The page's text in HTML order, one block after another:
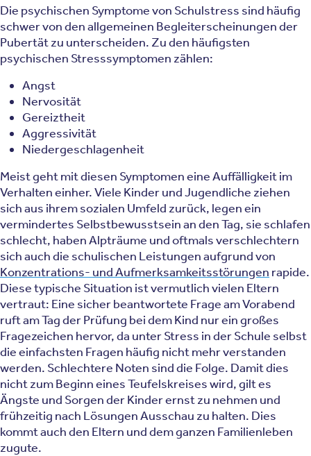
Die psychischen Symptome von Schulstress sind häufig
schwer von den allgemeinen Begleiterscheinungen der
Pubertät zu unterscheiden. Zu den häufigsten
psychischen Stresssymptomen zählen:
Angst
Nervosität
Gereiztheit
Aggressivität
Niedergeschlagenheit
Meist geht mit diesen Symptomen eine Auffälligkeit im
Verhalten einher. Viele Kinder und Jugendliche ziehen
sich aus ihrem sozialen Umfeld zurück, legen ein
vermindertes Selbstbewusstsein an den Tag, sie schlafen
schlecht, haben Alpträume und oftmals verschlechtern
sich auch die schulischen Leistungen aufgrund von
Konzentrations- und Aufmerksamkeitsstörungen rapide.
Diese typische Situation ist vermutlich vielen Eltern
vertraut: Eine sicher beantwortete Frage am Vorabend
ruft am Tag der Prüfung bei dem Kind nur ein großes
Fragezeichen hervor, da unter Stress in der Schule selbst
die einfachsten Fragen häufig nicht mehr verstanden
werden. Schlechtere Noten sind die Folge. Damit dies
nicht zum Beginn eines Teufelskreises wird, gilt es
Ängste und Sorgen der Kinder ernst zu nehmen und
frühzeitig nach Lösungen Ausschau zu halten. Dies
kommt auch den Eltern und dem ganzen Familienleben
zugute.